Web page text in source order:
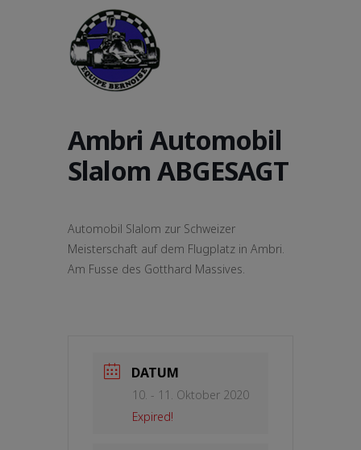
Ambri Automobil
Slalom ABGESAGT
Automobil Slalom zur Schweizer
Meisterschaft auf dem Flugplatz in Ambri.
Am Fusse des Gotthard Massives.
DATUM
10. - 11. Oktober 2020
Expired!